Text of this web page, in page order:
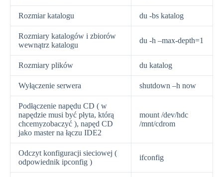
Rozmiar katalogu du -bs katalog
Rozmiary katalogów i zbiorów
wewnątrz katalogu
du -h –max-depth=1
Rozmiary plików du katalog
Wyłączenie serwera shutdown –h now
Podłączenie napędu CD ( w
napędzie musi być płyta, którą
chcemyzobaczyć ), napęd CD
jako master na łączu IDE2
mount /dev/hdc
/mnt/cdrom
Odczyt konfiguracji sieciowej (
odpowiednik ipconfig )
ifconfig